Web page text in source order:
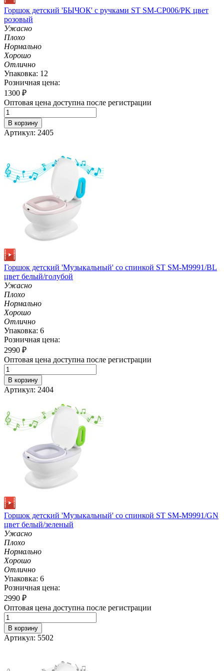
Горшок детский 'БЫЧОК' с ручками ST SM-CP006/PK цвет
розовый
Ужасно
Плохо
Нормально
Хорошо
Отлично
Упаковка: 12
Розничная цена:
1300 ₽
Оптовая цена доступна после регистрации
В корзину
Артикул: 2405
Горшок детский 'Музыкальный' со спинкой ST SM-M9991/BL
цвет белый/голубой
Ужасно
Плохо
Нормально
Хорошо
Отлично
Упаковка: 6
Розничная цена:
2990 ₽
Оптовая цена доступна после регистрации
В корзину
Артикул: 2404
Горшок детский 'Музыкальный' со спинкой ST SM-M9991/GN
цвет белый/зеленый
Ужасно
Плохо
Нормально
Хорошо
Отлично
Упаковка: 6
Розничная цена:
2990 ₽
Оптовая цена доступна после регистрации
В корзину
Артикул: 5502